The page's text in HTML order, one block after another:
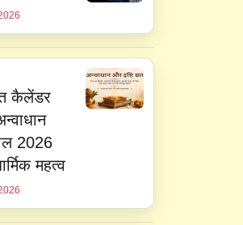
कैलेंडर
2026
महत्व